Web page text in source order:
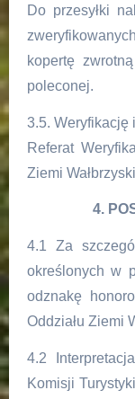
Do przesyłki
kopertę
poleconej.
3.5. Weryfikację
Referat
Ziemi
4.
4.1 Za
określonych w
odznakę
Oddziału Ziemi
4.2
Komisji